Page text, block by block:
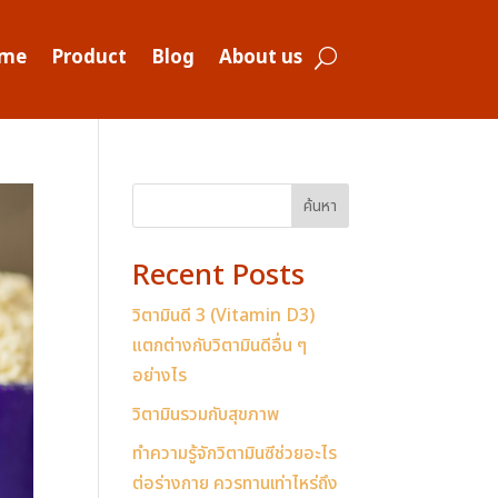
Product Blog About us
ค้นหา
Recent Posts
วิตามินดี 3 (Vitamin D3)
แตกต่างกับวิตามินดีอื่น ๆ
อย่างไร
วิตามินรวมกับสุขภาพ
ทำความรู้จักวิตามินซีช่วยอะไร
ต่อร่างกาย ควรทานเท่าไหร่ถึง